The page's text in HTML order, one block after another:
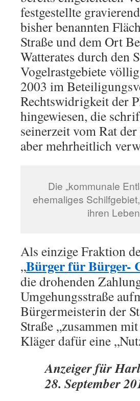
festgestellte
bisher benannten
Straße und dem Ort
Watterates durch den
Vogelrastgebiete
2003 im
Rechtswidrigkeit der
hingewiesen, die
seinerzeit vom Rat
aber mehrheitlich
Die „kommunale
ehemaliges
ihren
Als einzige Fraktion
„Bürger für Bürger-
die drohenden
Umgehungsstraße
Bürgermeisterin der
Straße „zusammen
Kläger dafür eine
Anzeiger für
28. September